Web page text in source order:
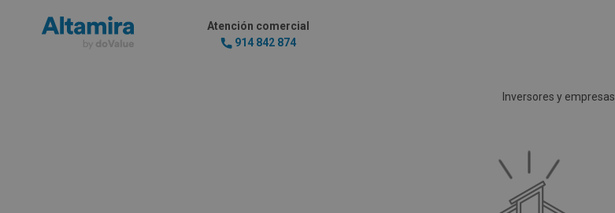
Atención comercial
914 842 874
Inversores y empresas